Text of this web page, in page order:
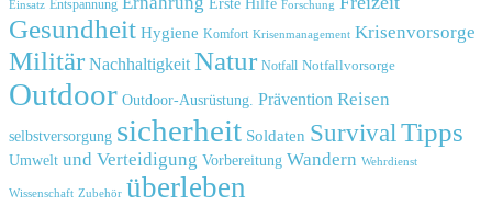
Einsatz Entspannung Erste Hilfe Forschung
Gesundheit Hygiene Komfort Krisenmanagement Krisenvorsorge
Militär Nachhaltigkeit Natur Notfall Notfallvorsorge
Outdoor Outdoor-Ausrüstung. Prävention Reisen
selbstversorgung sicherheit Soldaten SurvivalTipps
Umwelt und Verteidigung Vorbereitung Wandern Wehrdienst
Wissenschaft Zubehör überleben